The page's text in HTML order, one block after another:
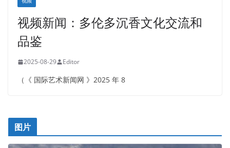
视频新闻：多伦多沉香文化交流和
品鉴
2025-08-29 Editor
（《 国际艺术新闻网 》2025 年 8
图片